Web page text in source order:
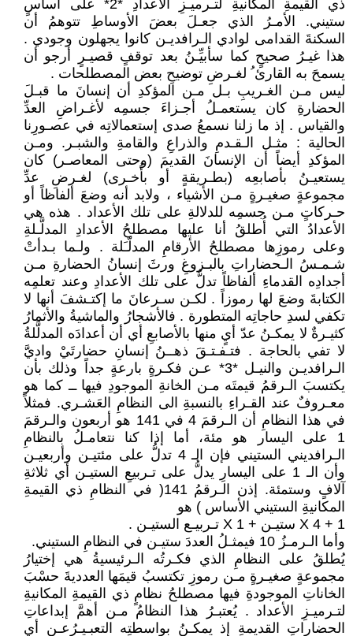
ذي القيمةِ المكانيةِ لتـرميـزِ الأعدادِ *2* على أساسٍ
ستيني. الأمـرُ الذي جعـلَ بعضَ الأوساطِ تتوهمُ أن
السكنةَ القدامى لوادي الـرافديـن كانوا يجهلون وجودي .
هذا غيـرُ صحيحٍ كما سأبيِّـنُ بعد توقفٍ قصيـرٍ أرجو أن
يسمحَ به القارئ ُ لغـرضِ توضيحِ بعض المصطلحات .
ليس مـن الغـريبِ بـل مـن المؤكدِ أن إنسانَ ما قبـلَ
الحضارةِ كان يستعمـلُ أجـزاءَ جسمِه لأغـراضِ العدِّ
والقياس . إذ ما زلنا نسمعُ صدى إستعمالاتِه في عصـورِنا
الحالية : مثـل الـقـدمِ والذراعِ والقامةِ والشبـر. ومـن
المؤكدِ أيضاً أن الإنسانَ القديمَ (وحتى المعاصـر) كان
يستعيـنُ بأصابعِه (بطـريقةٍ أو بأُخـرى) لغـرضِ عدِّ
مجموعةٍ صغيـرةٍ مـن الأشياء ، ولابد أنه وضعَ ألفاظاً أو
حـركاتٍ مـن جسمِه للدلالةِ على تلك الأعداد . هذه هي
الأعدادُ التي أُطلقُ أنا عليها مصطلحُ الأعدادِ المدلَّـلةِ
وعلى رموزِها مصطلحُ الأرقامِ المدلّـَلة . ولـما بـدأتْ
شـمـسُ الـحضاراتِ بالبـزوغِ ورثَ إنسانُ الحضارةِ مـن
أجدادِه القدماءِ ألفاظاً تدلُّ على تلك الأعدادِ وعند تعلمِه
الكتابةَ وضعَ لها رموزاً . لكـن سـرعانَ ما إكتـشفَ أنها لا
تكفي لسدِ حاجاتِه المتطورة . فالأشجارُ والماشيةُ والأثمارُ
كثيـرةٌ لا يمكـنُ عدّ أيٍ منها بالأصابعِ أي أن أعدادَه المدلَّلةُ
لا تفي بالحاجة . فتـفـتـقَ ذهــنُ إنسانِ حضارتَيْ واديَّ
الـرافديـن والنيـل *3* عـن فكـرةٍ بارعةٍ جداً وذلك بأن
يكتسبَ الـرقمُ قيمتَه مـن الخانةِ الموجودِ فيها ــ كما هو
معـروفٌ عند القـراءِ بالنسبةِ الى النظامِ العَشـري. فمثلاً
في هذا النظامِ أن الـرقمَ 4 في 141 هو أربعون والـرقمَ
1 على اليسار هو مئة، أما إذا كنا نتعامـلُ بالنظامِ
الـرافديني الستيني فإن الـ 4 تدلُّ على مئتيـن وأربعيـن
وأن الـ 1 على اليسارِ يدلُّ على تـربيعِ الستيـن أي ثلاثةِ
آلافٍ وستمئة. إذن الـرقمُ 141( في النظامِ ذي القيمةِ
المكانيةِ الستيني الأساس ) هو
1 + 4 X ستيـن + 1 X تـربيـع الستيـن .
وأما الـرمـزُ 10 فيمثـلُ العددَ ستيـن في النظامِ الستيني.
يُطلقُ على النظامِ الذي فكـرتُه الـرئيسيةُ هي إختيارُ
مجموعةٍ صغيـرةٍ مـن رموزِ تكتسبُ قيمَها العدديةَ حسْبَ
الخاناتِ الموجودةِ فيها مصطلحُ نظامٍ ذي القيمةِ المكانيةِ
لتـرميـزِ الأعداد . يُعتبـرُ هذا النظامُ مـن أهمَّ إبداعاتِ
الحضاراتِ القديمةِ إذ يمكـنُ بواسطتِه التعبـيـرُعـن أيِ